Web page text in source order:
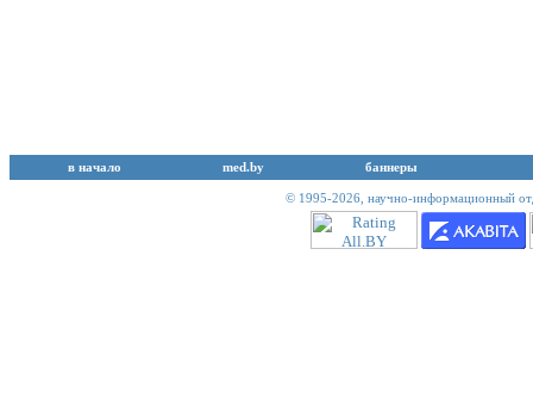
в начало med.by баннеры
© 1995-2026, научно-информационный